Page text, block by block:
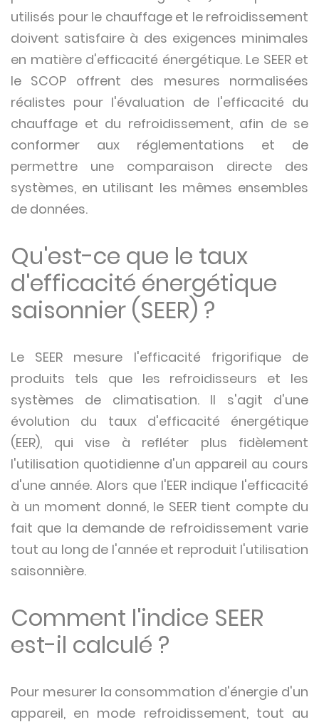
utilisés pour le chauffage et le refroidissement
doivent satisfaire à des exigences minimales
en matière d'efficacité énergétique. Le SEER et
le SCOP offrent des mesures normalisées
réalistes pour l'évaluation de l'efficacité du
chauffage et du refroidissement, afin de se
conformer aux réglementations et de
permettre une comparaison directe des
systèmes, en utilisant les mêmes ensembles
de données.
Qu'est-ce que le taux
d'efficacité énergétique
saisonnier (SEER) ?
Le SEER mesure l'efficacité frigorifique de
produits tels que les refroidisseurs et les
systèmes de climatisation. Il s'agit d'une
évolution du taux d'efficacité énergétique
(EER), qui vise à refléter plus fidèlement
l'utilisation quotidienne d'un appareil au cours
d'une année. Alors que l'EER indique l'efficacité
à un moment donné, le SEER tient compte du
fait que la demande de refroidissement varie
tout au long de l'année et reproduit l'utilisation
saisonnière.
Comment l'indice SEER
est-il calculé ?
Pour mesurer la consommation d'énergie d'un
appareil, en mode refroidissement, tout au